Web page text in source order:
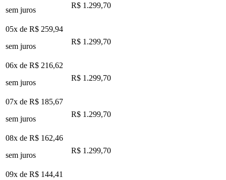
sem juros
R$ 1.299,70
05x de R$ 259,94
sem juros
R$ 1.299,70
06x de R$ 216,62
sem juros
R$ 1.299,70
07x de R$ 185,67
sem juros
R$ 1.299,70
08x de R$ 162,46
sem juros
R$ 1.299,70
09x de R$ 144,41